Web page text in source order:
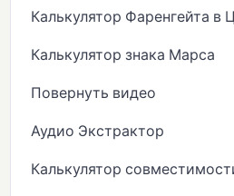
Калькулятор Фаренгейта в
Калькулятор знака Марса
Повернуть видео
Аудио Экстрактор
Калькулятор